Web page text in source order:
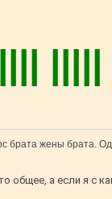
жены брата.
а если я с